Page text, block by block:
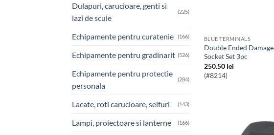
Dulapuri, carucioare, genti si
lazi de scule
(225)
Echipamente pentru curatenie (166)
Echipamente pentru gradinarit (526)
Echipamente pentru protectie
personala
(284)
Lacate, roti carucioare, seifuri (143)
Lampi, proiectoare si lanterne (166)
BLUE TERMINALS
Double Ended Damaged Wheel Nut
Socket Set 3pc
250.50 lei
(#8214)